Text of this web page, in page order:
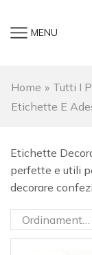
MENU
Home » Tutti I
Etichette E
Etichette
perfette e utili
decorare